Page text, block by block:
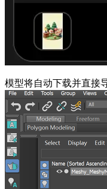
模型将自动下载并直接